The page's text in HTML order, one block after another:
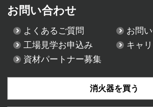
お問い合わせ
よくあるご質問
お問
工場見学お申込み
キャ
資材パートナー募集
消火器を買う